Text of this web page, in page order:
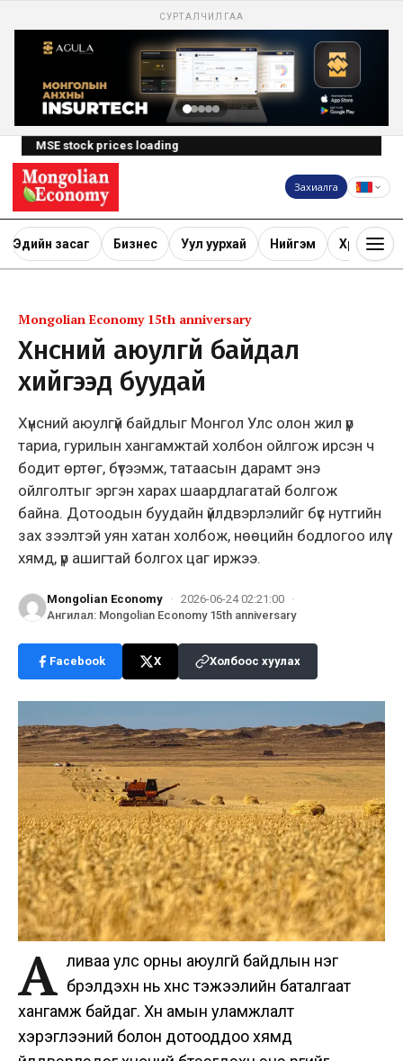
СУРТАЛЧИЛГАА
MSE stock prices loading
Захиалга
Эдийн засаг Бизнес Уул уурхай Нийгэм Хөрөнгө
Mongolian Economy 15th anniversary
Хүнсний аюулгүй байдал
хийгээд буудай
Хүнсний аюулгүй байдлыг Монгол Улс олон жил үр
тариа, гурилын хангамжтай холбон ойлгож ирсэн ч
бодит өртөг, бүтээмж, татаасын дарамт энэ
ойлголтыг эргэн харах шаардлагатай болгож
байна. Дотоодын буудайн үйлдвэрлэлийг бүс нутгийн
зах зээлтэй уян хатан холбож, нөөцийн бодлогоо илүү
хямд, үр ашигтай болгох цаг иржээ.
Mongolian Economy · 2026-06-24 02:21:00 ·
Ангилал: Mongolian Economy 15th anniversary
Facebook X Холбоос хуулах
А ливаа улс орны аюулгүй байдлын нэг
бүрэлдэхүүн нь хүнс тэжээлийн баталгаат
хангамж байдаг. Хүн амын уламжлалт
хэрэглээний болон дотооддоо хямд